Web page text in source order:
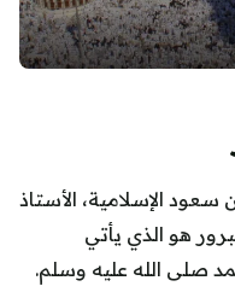
الإسلامية، الأستاذ
هو الذي يأتي
صلى الله عليه وسلم.